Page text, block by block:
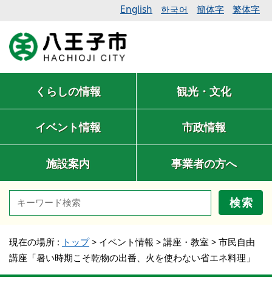
English 한국어 簡体字 繁体字
くらしの情報 観光・文化
イベント情報 市政情報
施設案内 事業者の方へ
検索
現在の場所 : トップ> イベント情報 > 講座・教室 > 市民自由
講座「暑い時期こそ乾物の出番、火を使わない省エネ料理」